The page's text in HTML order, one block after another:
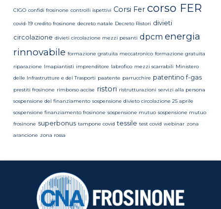
CIGO confidi frosinone controlli ispettivi Corsi Fer corso FER
covid-19 credito frosinone decreto natale Decreto Ristori divieti
circolazione divieti circolazione mezzi pesanti dpcm energia
rinnovabile formazione gratuita meccatronico formazione gratuita
riparazione Imapiantisti imprenditore labrofico mezzi scarrabili Ministero
delle Infrastrutture e dei Trasporti paatente parrucchire patentino f-gas
prestiti frosinone rimborso accise ristori ristrutturazioni servizi alla persona
sospensione del finanziamento sospensione divieto circolazione 25 aprile
sospensione finanziamento frosinone sospensione mutuo sospensione mutuo
frosinone superbonus tampone covid tessile test covid webinar zona
arancione zona rossa